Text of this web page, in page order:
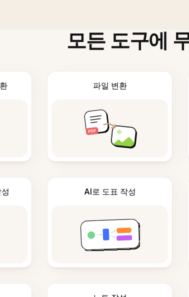
모든 도구에
파일 변환
AI로 도표 작성